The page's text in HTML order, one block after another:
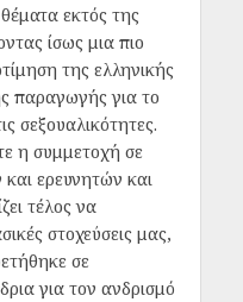
εκτός της
ίσως μια πιο
της ελληνικής
παραγωγής για το
σεξουαλικότητες.
η συμμετοχή σε
ερευνητών και
τέλος να
στοχεύσεις μας,
σε
για τον ανδρισμό